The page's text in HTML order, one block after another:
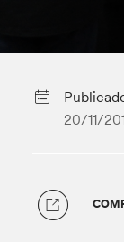
20/11/